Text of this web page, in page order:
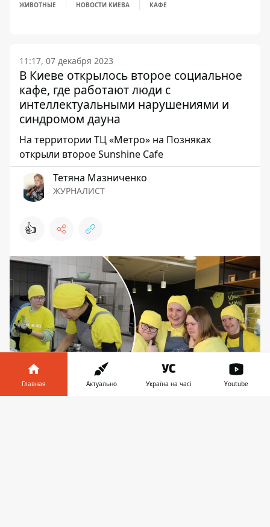
ЖИВОТНЫЕ НОВОСТИ КИЕВА КАФЕ
11:17, 07 декабря 2023
В Киеве открылось второе социальное
кафе, где работают люди с
интеллектуальными нарушениями и
синдромом дауна
На территории ТЦ «Метро» на Позняках
открыли второе Sunshine Cafe
Тетяна Мазниченко
ЖУРНАЛИСТ
👍
Главная Актуально Україна на часі Youtube